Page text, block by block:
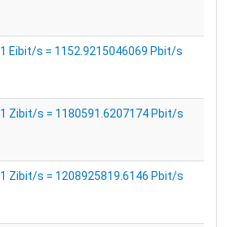
1 Eibit/s = 1152.9215046069 Pbit/s
1 Zibit/s = 1180591.6207174 Pbit/s
1 Zibit/s = 1208925819.6146 Pbit/s